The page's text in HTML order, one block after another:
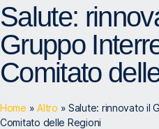
Salute:
Gruppo
Comitato
Home »Altro » Salute: rinnovato il
Comitato delle Regioni